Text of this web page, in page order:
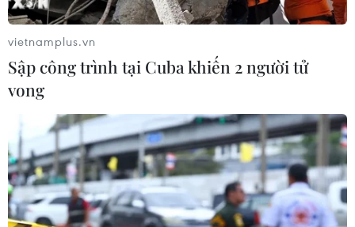
vietnamplus.vn
Sập công trình tại Cuba khiến 2 người tử
vong